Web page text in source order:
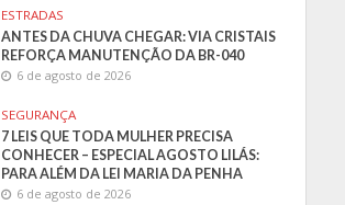
ESTRADAS
ANTES DA CHUVA CHEGAR: VIA CRISTAIS
REFORÇA MANUTENÇÃO DA BR-040
6 de agosto de 2026
SEGURANÇA
7 LEIS QUE TODA MULHER PRECISA
CONHECER – ESPECIAL AGOSTO LILÁS:
PARA ALÉM DA LEI MARIA DA PENHA
6 de agosto de 2026